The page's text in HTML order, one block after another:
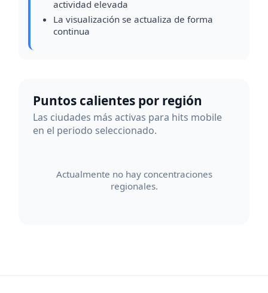
actividad elevada
La visualización se actualiza de forma
continua
Puntos calientes por región
Las ciudades más activas para hits mobile
en el periodo seleccionado.
Actualmente no hay concentraciones
regionales.